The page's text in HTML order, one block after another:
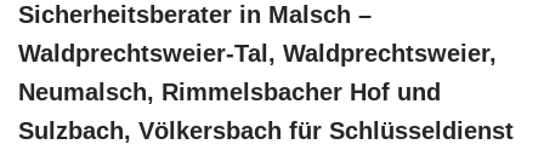
Sicherheitsberater in Malsch –
Waldprechtsweier-Tal, Waldprechtsweier,
Neumalsch, Rimmelsbacher Hof und
Sulzbach, Völkersbach für Schlüsseldienst